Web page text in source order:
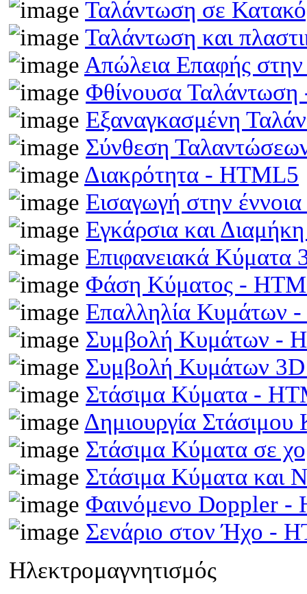
Ταλάντωση σε
Ταλάντωση και
Απώλεια Επαφής
Φθίνουσα
Εξαναγκασμένη
Σύνθεση
Διακρότητα - HTML5
Εισαγωγή στην
Εγκάρσια και
Επιφανειακά
Φάση Κύματος -
Επαλληλία Κυμάτων
Συμβολή Κυμάτων -
Συμβολή Κυμάτων
Στάσιμα Κύματα -
Δημιουργία
Στάσιμα Κύματα σε
Στάσιμα Κύματα και
Φαινόμενο Doppler -
Σενάριο στον Ήχο -
Ηλεκτρομαγνητισμός